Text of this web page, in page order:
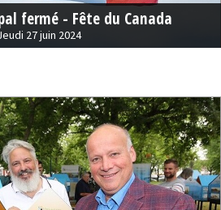
fermé - Fête du Canada
27 juin 2024